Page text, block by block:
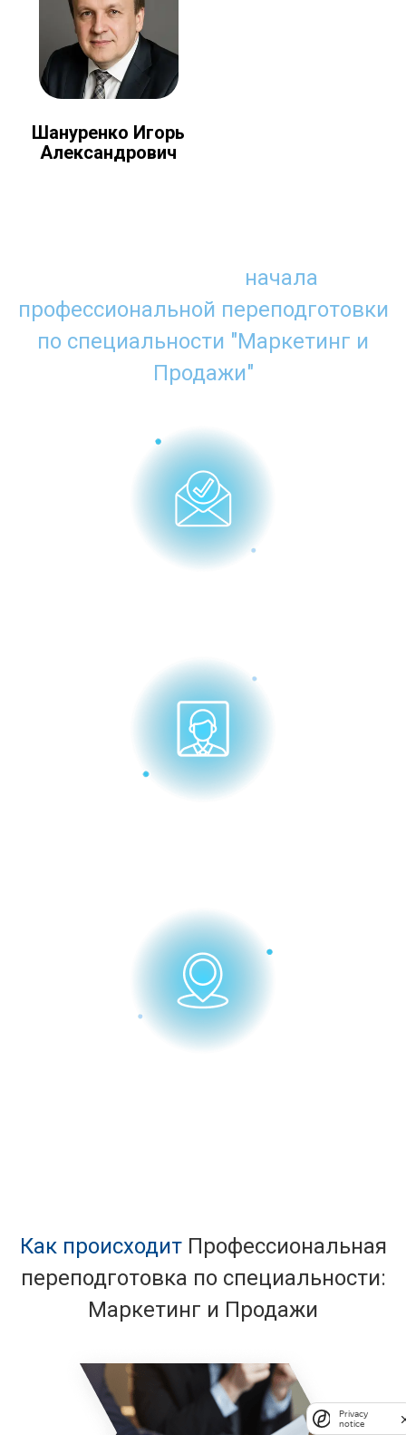
Шануренко Игорь
Александрович
начала
профессиональной переподготовки
по специальности "Маркетинг и
Продажи"
Как происходитПрофессиональная
переподготовка по специальности:
Маркетинг и Продажи
Privacy
notice